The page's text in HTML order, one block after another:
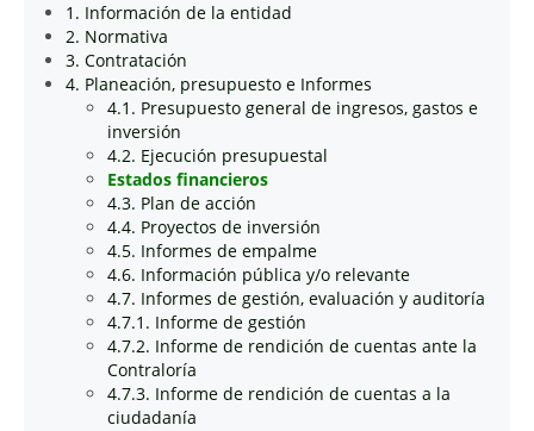
1. Información de la entidad
2. Normativa
3. Contratación
4. Planeación, presupuesto e Informes
4.1. Presupuesto general de ingresos, gastos e
inversión
4.2. Ejecución presupuestal
Estados financieros
4.3. Plan de acción
4.4. Proyectos de inversión
4.5. Informes de empalme
4.6. Información pública y/o relevante
4.7. Informes de gestión, evaluación y auditoría
4.7.1. Informe de gestión
4.7.2. Informe de rendición de cuentas ante la
Contraloría
4.7.3. Informe de rendición de cuentas a la
ciudadanía